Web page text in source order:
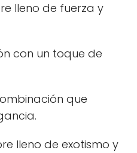
lleno de fuerza y
con un toque de
que
lleno de exotismo y